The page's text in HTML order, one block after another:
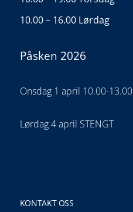
10.00 – 16.00 Lørdag
Påsken 2026
Onsdag 1 april 10.00-13.00
Lørdag 4 april STENGT
KONTAKT OSS